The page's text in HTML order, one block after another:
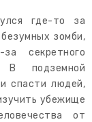
где-то за
зомби,
секретного
В подземной
спасти людей,
убежище
от